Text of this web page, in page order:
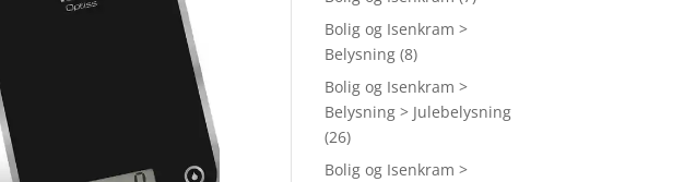
Bolig og Isenkram >
Belysning (8)
Bolig og Isenkram >
Belysning > Julebelysning
(26)
Bolig og Isenkram >